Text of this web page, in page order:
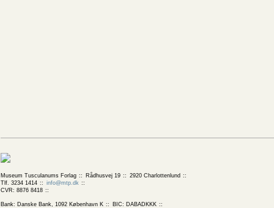
Museum Tusculanums Forlag Rådhusvej 19
2920 Charlottenlund
Tlf. 3234 1414
info@mtp.dk
CVR: 8876 8418
Bank: Danske Bank, 1092 København K
BIC: DABADKKK